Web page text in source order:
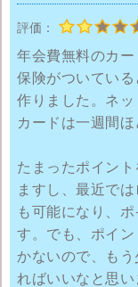
どできるのが嬉
こだわらないかな
評価：
年会費無料のカ
保険がついてい
作りました。ネッ
カードは一週間ほ
たまったポイン
ますし、最近で
も可能になり、
す。でも、ポイ
かないので、も
ればいいなと思い